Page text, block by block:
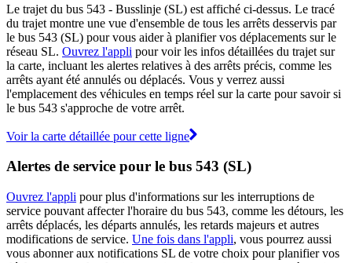
Le trajet du bus 543 - Busslinje (SL) est affiché ci-dessus. Le tracé
du trajet montre une vue d'ensemble de tous les arrêts desservis par
le bus 543 (SL) pour vous aider à planifier vos déplacements sur le
réseau SL. Ouvrez l'appli pour voir les infos détaillées du trajet sur
la carte, incluant les alertes relatives à des arrêts précis, comme les
arrêts ayant été annulés ou déplacés. Vous y verrez aussi
l'emplacement des véhicules en temps réel sur la carte pour savoir si
le bus 543 s'approche de votre arrêt.
Voir la carte détaillée pour cette ligne
Alertes de service pour le bus 543 (SL)
Ouvrez l'appli pour plus d'informations sur les interruptions de
service pouvant affecter l'horaire du bus 543, comme les détours, les
arrêts déplacés, les départs annulés, les retards majeurs et autres
modifications de service. Une fois dans l'appli, vous pourrez aussi
vous abonner aux notifications SL de votre choix pour planifier vos